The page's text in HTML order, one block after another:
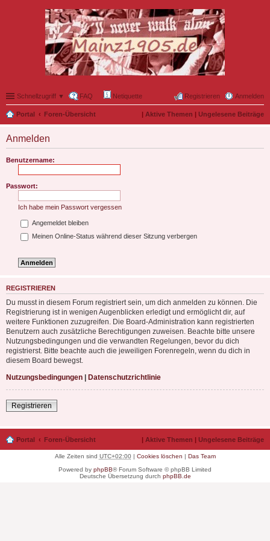
Schnellzugriff ▼ FAQ Netiquette Anmelden
Registrieren
Portal Foren-Übersicht | Aktive Themen | Ungelesene Beiträge
Anmelden
Benutzername:
Passwort:
Ich habe mein Passwort vergessen
Angemeldet bleiben
Meinen Online-Status während dieser Sitzung verbergen
REGISTRIEREN
Du musst in diesem Forum registriert sein, um dich anmelden zu können. Die
Registrierung ist in wenigen Augenblicken erledigt und ermöglicht dir, auf
weitere Funktionen zuzugreifen. Die Board-Administration kann registrierten
Benutzern auch zusätzliche Berechtigungen zuweisen. Beachte bitte unsere
Nutzungsbedingungen und die verwandten Regelungen, bevor du dich
registrierst. Bitte beachte auch die jeweiligen Forenregeln, wenn du dich in
diesem Board bewegst.
Nutzungsbedingungen | Datenschutzrichtlinie
Registrieren
Portal Foren-Übersicht | Aktive Themen | Ungelesene Beiträge
Alle Zeiten sind UTC+02:00| Cookies löschen | Das Team
Powered by phpBB® Forum Software © phpBB Limited
Deutsche Übersetzung durch phpBB.de